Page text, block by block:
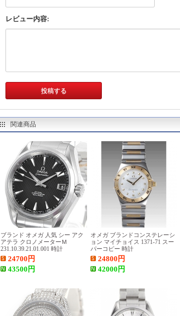
レビュー内容:
関連商品
ブランド オメガ 人気 シー アク
アテラ クロノメーターＭ
231.10.39.21.01.001 時計
24700 円
43500 円
オメガ ブランドコンステレーシ
ョン マイチョイス 1371-71 スー
パーコピー 時計
24800 円
42000 円